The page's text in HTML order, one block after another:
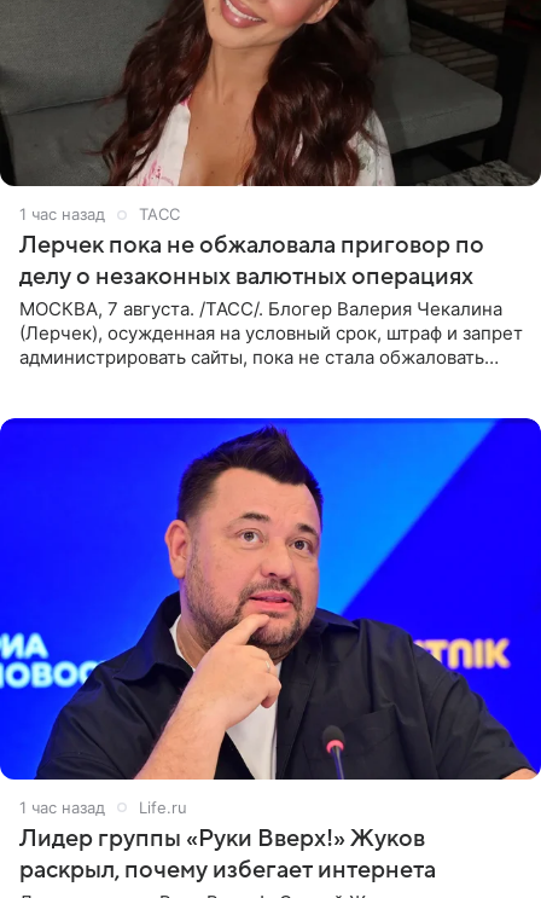
1 час назад ТАСС
Лерчек пока не обжаловала приговор по
делу о незаконных валютных операциях
МОСКВА, 7 августа. /ТАСС/. Блогер Валерия Чекалина
(Лерчек), осужденная на условный срок, штраф и запрет
администрировать сайты, пока не стала обжаловать
1 час назад Life.ru
Лидер группы «Руки Вверх!» Жуков
раскрыл, почему избегает интернета